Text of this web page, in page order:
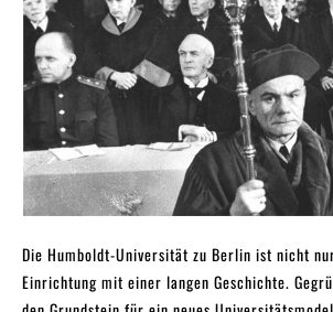
Die Humboldt-Universität zu Berlin ist nicht
Einrichtung mit einer langen Geschichte.